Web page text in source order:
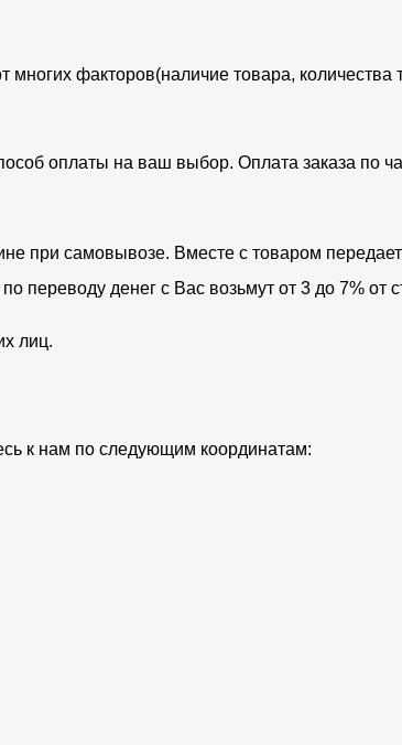
многих факторов(наличие товара,
оплаты на ваш выбор. Оплата заказа по
при самовывозе. Вместе с товаром
переводу денег с Вас возьмут от 3 до 7% от
лиц.
к нам по следующим координатам: